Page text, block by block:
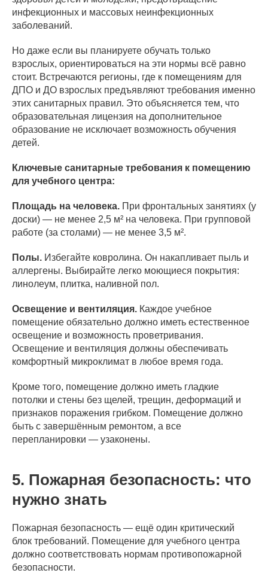
инфекционных и массовых неинфекционных
заболеваний.
Но даже если вы планируете обучать только
взрослых, ориентироваться на эти нормы всё равно
стоит. Встречаются регионы, где к помещениям для
ДПО и ДО взрослых предъявляют требования именно
этих санитарных правил. Это объясняется тем, что
образовательная лицензия на дополнительное
образование не исключает возможность обучения
детей.
Ключевые санитарные требования к помещению
для учебного центра:
Площадь на человека. При фронтальных занятиях (у
доски) — не менее 2,5 м² на человека. При групповой
работе (за столами) — не менее 3,5 м².
Полы. Избегайте ковролина. Он накапливает пыль и
аллергены. Выбирайте легко моющиеся покрытия:
линолеум, плитка, наливной пол.
Освещение и вентиляция. Каждое учебное
помещение обязательно должно иметь естественное
освещение и возможность проветривания.
Освещение и вентиляция должны обеспечивать
комфортный микроклимат в любое время года.
Кроме того, помещение должно иметь гладкие
потолки и стены без щелей, трещин, деформаций и
признаков поражения грибком. Помещение должно
быть с завершённым ремонтом, а все
перепланировки — узаконены.
5. Пожарная безопасность: что
нужно знать
Пожарная безопасность — ещё один критический
блок требований. Помещение для учебного центра
должно соответствовать нормам противопожарной
безопасности.